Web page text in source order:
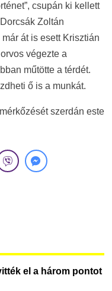
csupán ki kellett
Zoltán
át is esett Krisztián
végezte a
műtötte a térdét.
ő is a munkát.
szerdán este
el a három pontot